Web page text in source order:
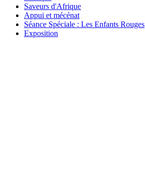
Saveurs d'Afrique
Appui et mécénat
Séance Spéciale : Les Enfants Rouges
Exposition